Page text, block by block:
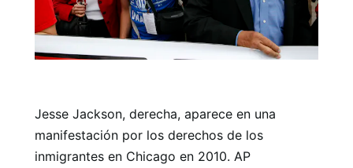
Jesse Jackson, derecha, aparece en una
manifestación por los derechos de los
inmigrantes en Chicago en 2010. AP